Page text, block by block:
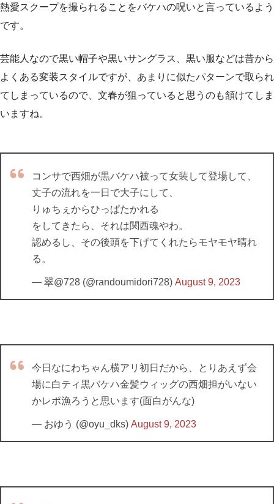
熱愛スクープを撮られることをバケハの呪いと言っているよう
です。
芸能人なので黒い帽子や黒いサングラス、黒い服などは昔から
よくある変装スタイルですが、あまりに似たパターンで取られ
てしまっているので、文春が狙っていると思うのも頷けてしま
いますね。
コンサで西畑が黒バケハ被って女装して登場して、
丈子の流れを一日で大子にして、
りゅちぇからひっぱたかれる
をしてきたら、それは関西魂やわ。
認めるし、その後頭を下げてくれたらモヤモヤ晴れ
る。
— 翠@728 (@randoumidori728) August 9, 2023
今日なにわちゃん横アリ初日だから、とりあえず会
場に白ティ黒バケハ金髪ウィッグの西畑担がいない
かレポ漁ろうと思います(面白がんな)
— おゆう (@oyu_dks) August 9, 2023